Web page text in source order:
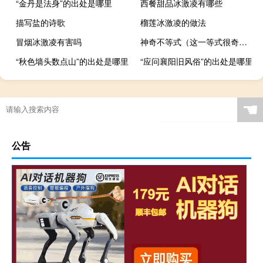
“金丹是法身”的出处是哪里
西餐甜品冰激凌有哪些
描写盐的诗歌
榴莲冰激凌的做法
冒烟冰激凌有害吗
神奇不等式（这一等式很奇怪）
“秋色墙头数点山”的出处是哪里
“应问襄阳旧风俗”的出处是哪里
☚
公告